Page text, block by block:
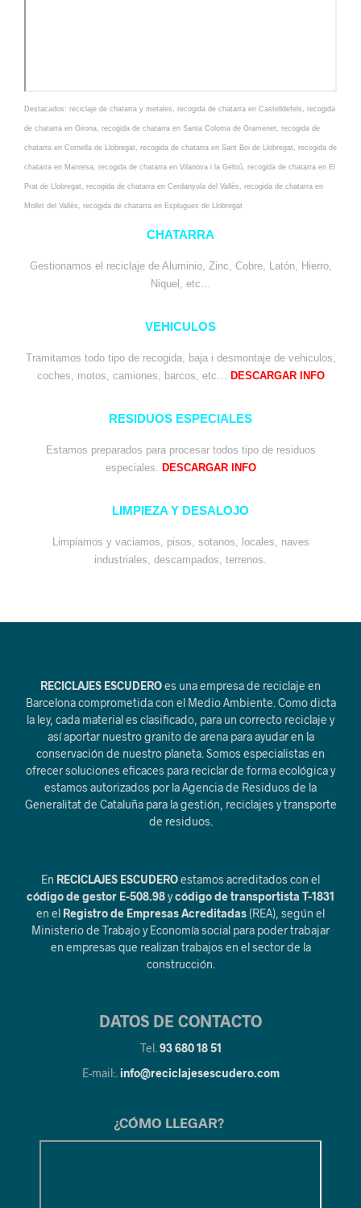
Destacados: reciclaje de chatarra y metales , recogida de chatarra en Castelldefels , recogida
de chatarra en Girona, recogida de chatarra en Santa Coloma de Gramenet, recogida de
chatarra en Cornella de Llobregat, recogida de chatarra en Sant Boi de Llobregat, recogida de
chatarra en Manresa, recogida de chatarra en Vilanova i la Geltrú, recogida de chatarra en El
Prat de Llobregat, recogida de chatarra en Cerdanyola del Vallès , recogida de chatarra en
Mollet del Vallès , recogida de chatarra en Esplugues de Llobregat
CHATARRA
Gestionamos el reciclaje de Aluminio, Zinc, Cobre, Latón, Hierro,
Niquel, etc…
VEHICULOS
Tramitamos todo tipo de recogida, baja i desmontaje de vehiculos,
coches, motos, camiones, barcos, etc… DESCARGAR INFO
RESIDUOS ESPECIALES
Estamos preparados para procesar todos tipo de residuos
especiales. DESCARGAR INFO
LIMPIEZA Y DESALOJO
Limpiamos y vaciamos, pisos, sotanos, locales, naves
industriales, descampados, terrenos.
RECICLAJES ESCUDEROes una empresa de reciclaje en
Barcelona comprometida con el Medio Ambiente. Como dicta
la ley, cada material es clasificado, para un correcto reciclaje y
así aportar nuestro granito de arena para ayudar en la
conservación de nuestro planeta. Somos especialistas en
ofrecer soluciones eficaces para reciclar de forma ecológica y
estamos autorizados por la Agencia de Residuos de la
Generalitat de Cataluña para la gestión, reciclajes y transporte
de residuos.
En RECICLAJES ESCUDEROestamos acreditados con el
código de gestor E-508.98ycódigo de transportista T-1831
en el Registro de Empresas Acreditadas (REA), según el
Ministerio de Trabajo y Economía social para poder trabajar
en empresas que realizan trabajos en el sector de la
construcción.
DATOS DE CONTACTO
Tel. 93 680 18 51
E-mail:. info@reciclajesescudero.com
¿CÓMO LLEGAR?